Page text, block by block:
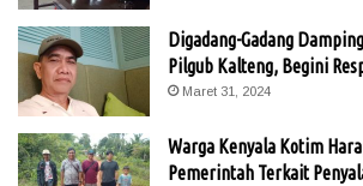
Digadang-Gadang
Pilgub Kalteng, Begini
Maret 31, 2024
Warga Kenyala Kotim
Pemerintah Terkait